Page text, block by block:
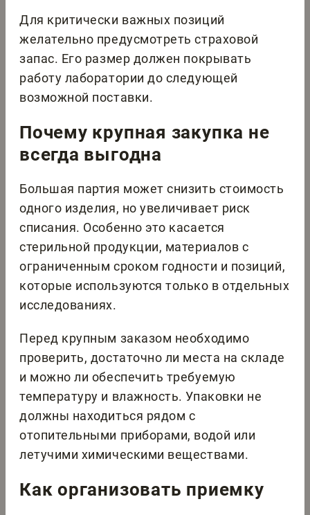
Для критически важных позиций
желательно предусмотреть страховой
запас. Его размер должен покрывать
работу лаборатории до следующей
возможной поставки.
Почему крупная закупка не
всегда выгодна
Большая партия может снизить стоимость
одного изделия, но увеличивает риск
списания. Особенно это касается
стерильной продукции, материалов с
ограниченным сроком годности и позиций,
которые используются только в отдельных
исследованиях.
Перед крупным заказом необходимо
проверить, достаточно ли места на складе
и можно ли обеспечить требуемую
температуру и влажность. Упаковки не
должны находиться рядом с
отопительными приборами, водой или
летучими химическими веществами.
Как организовать приемку